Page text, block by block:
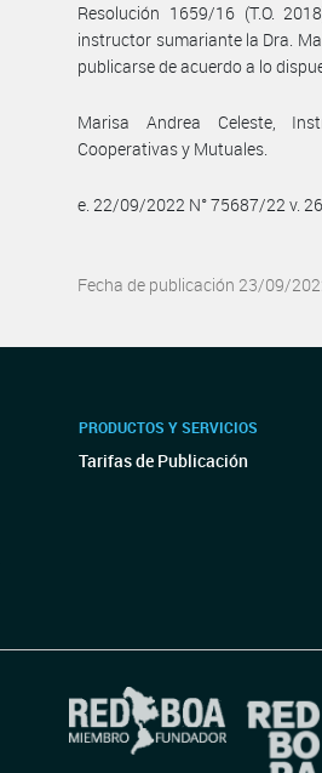
Resolución 1659/16 (T.O.
instructor sumariante la Dra.
publicarse de acuerdo a lo
Marisa Andrea Celeste,
Cooperativas y Mutuales.
e. 22/09/2022 N° 75687/22 v.
Fecha de publicación 23/09/
PRODUCTOS Y SERVICIOS
Tarifas de Publicación